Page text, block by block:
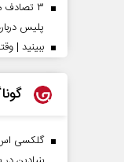
۳ تصادف
پلیس
ببینید |